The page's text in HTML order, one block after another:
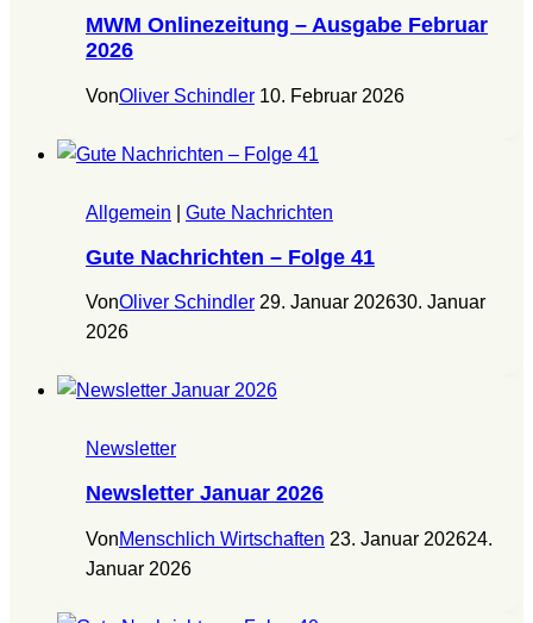
MWM Onlinezeitung – Ausgabe Februar
2026
VonOliver Schindler 10. Februar 2026
Allgemein Gute Nachrichten
Gute Nachrichten – Folge 41
VonOliver Schindler 29. Januar 202630. Januar
2026
Newsletter
Newsletter Januar 2026
VonMenschlich Wirtschaften 23. Januar 202624.
Januar 2026